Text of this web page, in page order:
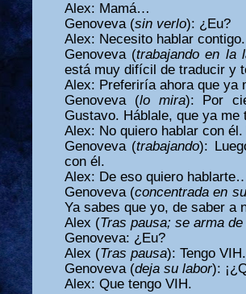
Alex: Mamá…
Genoveva (sin verlo): ¿Eu?
Alex: Necesito hablar contigo.
Genoveva (trabajando en la
está muy difícil de traducir y
Alex: Preferiría ahora que ya
Genoveva (lo mira): Por
Gustavo. Háblale, que ya me
Alex: No quiero hablar con él.
Genoveva (trabajando):
con él.
Alex: De eso quiero
Genoveva (concentrada en
Ya sabes que yo, de saber a
Alex (Tras pausa; se arma
Genoveva: ¿Eu?
Alex (Tras pausa): Tengo VIH.
Genoveva (deja su labor):
Alex: Que tengo VIH.